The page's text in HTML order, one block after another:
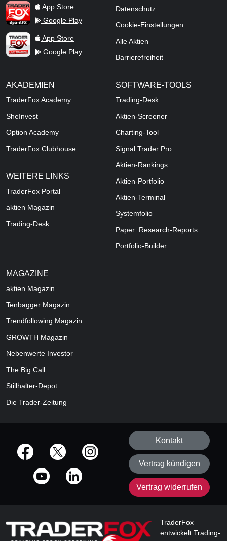
TraderFox dpa-AFX ProFeed
App Store
Google Play
TraderFox Live Trading
App Store
Google Play
Datenschutz
Cookie-Einstellungen
Alle Aktien
Barrierefreiheit
AKADEMIEN
TraderFox Academy
SheInvest
Option Academy
TraderFox Clubhouse
WEITERE LINKS
TraderFox Portal
aktien Magazin
Trading-Desk
SOFTWARE-TOOLS
Trading-Desk
Aktien-Screener
Charting-Tool
Signal Trader Pro
Aktien-Rankings
Aktien-Portfolio
Aktien-Terminal
Systemfolio
Paper: Research-Reports
Portfolio-Builder
MAGAZINE
aktien Magazin
Tenbagger Magazin
Trendfollowing Magazin
GROWTH Magazin
Nebenwerte Investor
The Big Call
Stillhalter-Depot
Die Trader-Zeitung
offizielle Social Media-Accounts
Kontakt
Vertrag kündigen
Vertrag widerrufen
TraderFox
entwickelt Trading-